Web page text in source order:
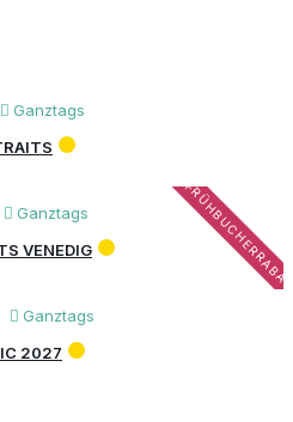
Ganztags
Ganztags
VENEDIG
Ganztags
2027